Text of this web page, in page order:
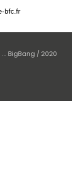
bfc.fr
... BigBang / 2020